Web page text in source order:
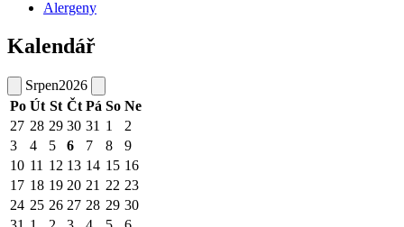
Alergeny
Kalendář
Srpen2026
Po Út St Čt Pá So Ne
27 28 29 30 31 1
2
3
4 5 6 7 8
9
10 11 12 13 14 15 16
17 18 19 20 21 22 23
24 25 26 27 28 29 30